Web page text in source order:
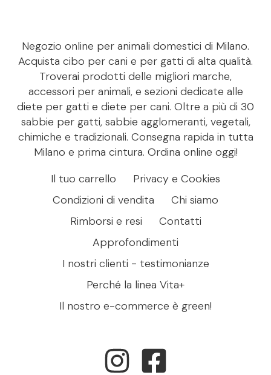
Negozio online per animali domestici di Milano.
Acquista cibo per cani e per gatti di alta qualità.
Troverai prodotti delle migliori marche,
accessori per animali, e sezioni dedicate alle
diete per gatti e diete per cani. Oltre a più di 30
sabbie per gatti, sabbie agglomeranti, vegetali,
chimiche e tradizionali. Consegna rapida in tutta
Milano e prima cintura. Ordina online oggi!
Il tuo carrello
Privacy e Cookies
Condizioni di vendita
Chi siamo
Rimborsi e resi
Contatti
Approfondimenti
I nostri clienti - testimonianze
Perché la linea Vita+
Il nostro e-commerce è green!